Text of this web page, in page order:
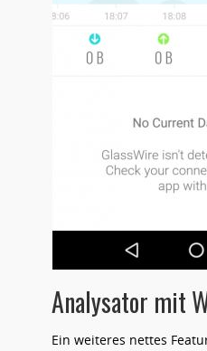
Analysator mit
Ein weiteres nettes